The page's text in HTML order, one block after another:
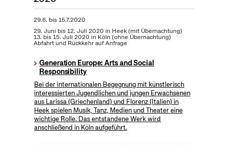
29.6. bis15.7.2020
29. Juni bis 12. Juli 2020 in Heek (mit Übernachtung)
13. bis 15. Juli 2020 in Köln (ohne Übernachtung)
Abfahrt und Rückkehr auf Anfrage
Generation Europe: Arts and Social
Responsibility
Bei der internationalen Begegnung mit künstlerisch
interessierten Jugendlichen und jungen Erwachsenen
aus Larissa (Griechenland) und Florenz (Italien) in
Heek spielen Musik, Tanz, Medien und Theater eine
wichtige Rolle. Das entstandene Werk wird
anschließend in Köln aufgeführt.